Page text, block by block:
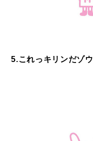
5.これっキリンだゾウ